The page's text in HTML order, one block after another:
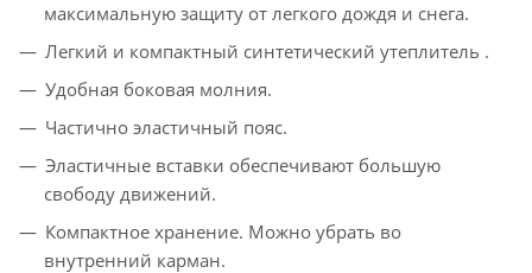
максимальную защиту от легкого дождя и снега.
Легкий и компактный синтетический утеплитель .
Удобная боковая молния.
Частично эластичный пояс.
Эластичные вставки обеспечивают большую
свободу движений.
Компактное хранение. Можно убрать во
внутренний карман.